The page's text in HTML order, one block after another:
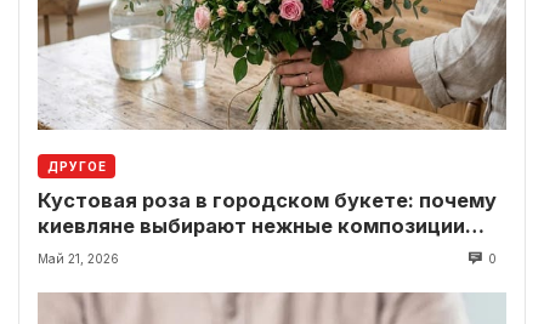
ДРУГОЕ
Кустовая роза в городском букете: почему
киевляне выбирают нежные композиции
вместо классики
Май 21, 2026 0